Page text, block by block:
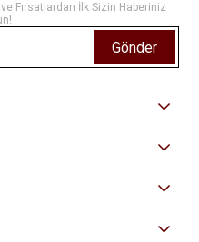
Fırsatlardan İlk Sizin Haberiniz
Gönder